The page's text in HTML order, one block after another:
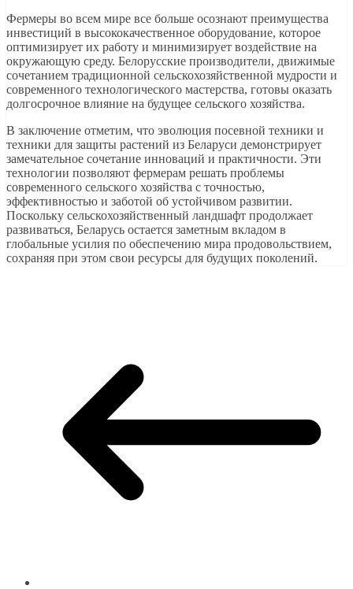
Фермеры во всем мире все больше осознают преимущества
инвестиций в высококачественное оборудование, которое
оптимизирует их работу и минимизирует воздействие на
окружающую среду. Белорусские производители, движимые
сочетанием традиционной сельскохозяйственной мудрости и
современного технологического мастерства, готовы оказать
долгосрочное влияние на будущее сельского хозяйства.
В заключение отметим, что эволюция посевной техники и
техники для защиты растений из Беларуси демонстрирует
замечательное сочетание инноваций и практичности. Эти
технологии позволяют фермерам решать проблемы
современного сельского хозяйства с точностью,
эффективностью и заботой об устойчивом развитии.
Поскольку сельскохозяйственный ландшафт продолжает
развиваться, Беларусь остается заметным вкладом в
глобальные усилия по обеспечению мира продовольствием,
сохраняя при этом свои ресурсы для будущих поколений.